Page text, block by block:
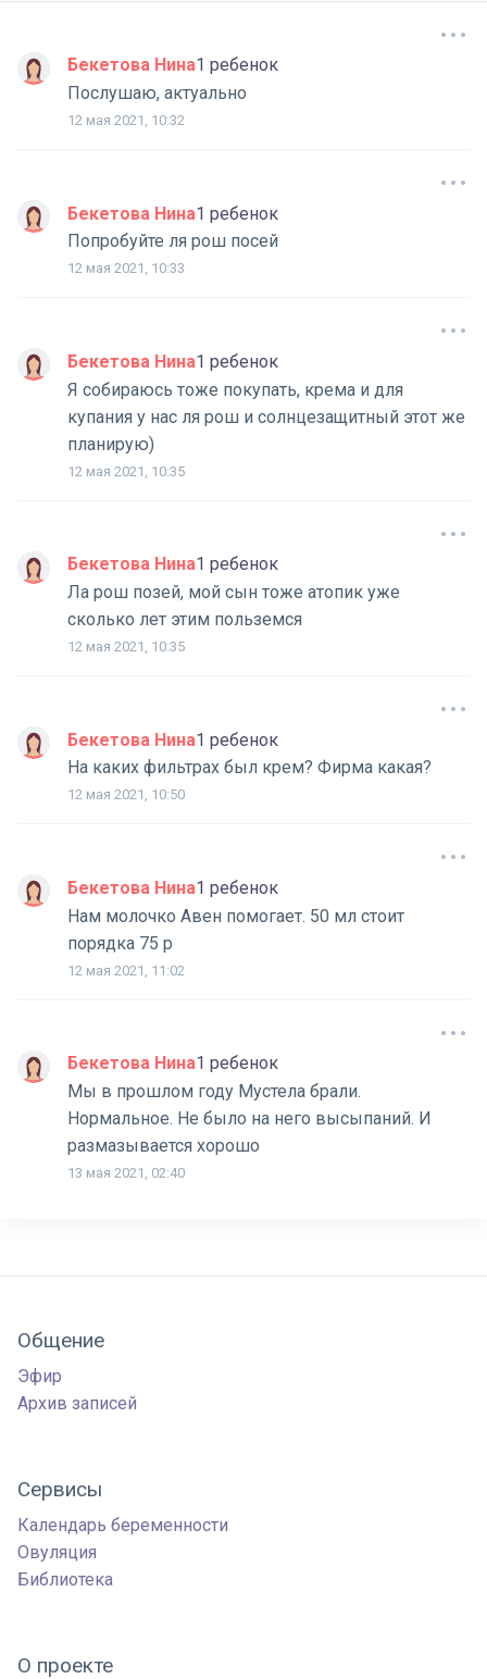
Бекетова Нина1 ребенок
Послушаю, актуально
12 мая 2021, 10:32
Бекетова Нина1 ребенок
Попробуйте ля рош посей
12 мая 2021, 10:33
Бекетова Нина1 ребенок
Я собираюсь тоже покупать, крема и для
купания у нас ля рош и солнцезащитный этот же
планирую)
12 мая 2021, 10:35
Бекетова Нина1 ребенок
Ла рош позей, мой сын тоже атопик уже
сколько лет этим польземся
12 мая 2021, 10:35
Бекетова Нина1 ребенок
На каких фильтрах был крем? Фирма какая?
12 мая 2021, 10:50
Бекетова Нина1 ребенок
Нам молочко Авен помогает. 50 мл стоит
порядка 75 р
12 мая 2021, 11:02
Бекетова Нина1 ребенок
Мы в прошлом году Мустела брали.
Нормальное. Не было на него высыпаний. И
размазывается хорошо
13 мая 2021, 02:40
Общение
Эфир
Архив записей
Сервисы
Календарь беременности
Овуляция
Библиотека
О проекте